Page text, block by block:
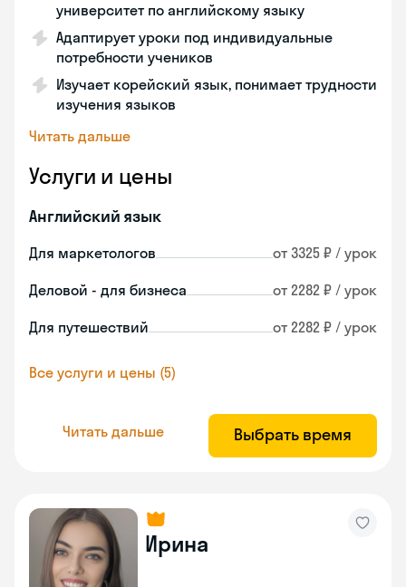
университет по английскому языку
Адаптирует уроки под индивидуальные
потребности учеников
Изучает корейский язык, понимает трудности
изучения языков
Читать дальше
Услуги и цены
Английский язык
Для маркетологов от 3325 ₽ / урок
Деловой - для бизнеса от 2282 ₽ / урок
Для путешествий от 2282 ₽ / урок
Все услуги и цены (5)
Читать дальше Выбрать время
Ирина